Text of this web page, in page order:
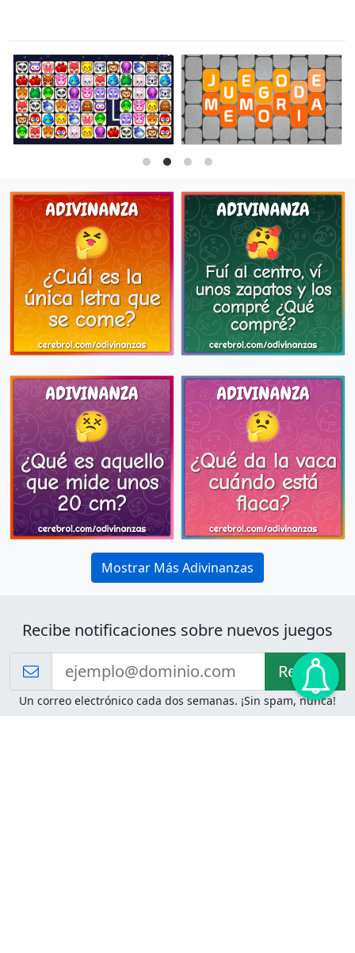
Mostrar Más Adivinanzas
Recibe notificaciones sobre nuevos juegos
Recibir!
Un correo electrónico cada dos semanas. ¡Sin spam, nunca!